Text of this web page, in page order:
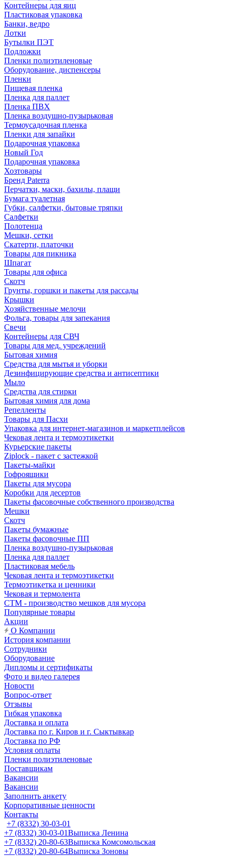
Контейнеры для яиц
Пластиковая упаковка
Банки, ведро
Лотки
Бутылки ПЭТ
Подложки
Пленки полиэтиленовые
Оборудование, диспенсеры
Пленки
Пищевая пленка
Пленка для паллет
Пленка ПВХ
Пленка воздушно-пузырьковая
Термоусадочная пленка
Пленки для запайки
Подарочная упаковка
Новый Год
Подарочная упаковка
Хозтовары
Бренд Paterra
Перчатки, маски, бахилы, плащи
Бумага туалетная
Губки, салфетки, бытовые тряпки
Салфетки
Полотенца
Мешки, сетки
Скатерти, платочки
Товары для пикника
Шпагат
Товары для офиса
Скотч
Грунты, горшки и пакеты для рассады
Крышки
Хозяйственные мелочи
Фольга, товары для запекания
Свечи
Контейнеры для СВЧ
Товары для мед. учреждений
Бытовая химия
Средства для мытья и уборки
Дезинфицирующие средства и антисептики
Мыло
Средства для стирки
Бытовая химия для дома
Репелленты
Товары для Пасхи
Упаковка для интернет-магазинов и маркетплейсов
Чековая лента и термоэтикетки
Курьерские пакеты
Ziplock - пакет с застежкой
Пакеты-майки
Гофроящики
Пакеты для мусора
Коробки для десертов
Пакеты фасовочные собственного производства
Мешки
Скотч
Пакеты бумажные
Пакеты фасовочные ПП
Пленка воздушно-пузырьковая
Пленка для паллет
Пластиковая мебель
Чековая лента и термоэтикетки
Термоэтикетка и ценники
Чековая и термолента
СТМ - производство мешков для мусора
Популярные товары
Акции
О Компании
История компании
Сотрудники
Оборудование
Дипломы и сертификаты
Фото и видео галерея
Новости
Вопрос-ответ
Отзывы
Гибкая упаковка
Доставка и оплата
Доставка по г. Киров и г. Сыктывкар
Доставка по РФ
Условия оплаты
Пленки полиэтиленовые
Поставщикам
Вакансии
Вакансии
Заполнить анкету
Корпоративные ценности
Контакты
+7 (8332) 30-03-01
+7 (8332) 30-03-01Выписка Ленина
+7 (8332) 20-80-63Выписка Комсомольская
+7 (8332) 20-80-64Выписка Зоновы